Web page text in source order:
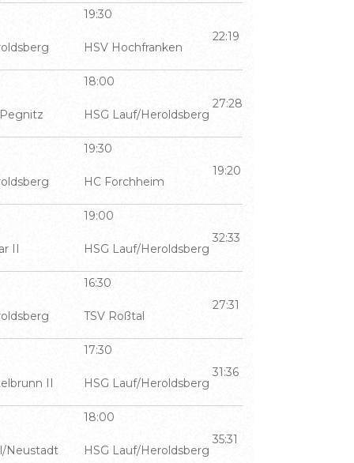
19:30
HSV Hochfranken
22:19
18:00
HSG Lauf/Heroldsberg
27:28
19:30
HC Forchheim
19:20
19:00
II HSG Lauf/Heroldsberg
32:33
16:30
TSV Roßtal
27:31
17:30
II HSG Lauf/Heroldsberg
31:36
18:00
Neustadt HSG Lauf/Heroldsberg
35:31